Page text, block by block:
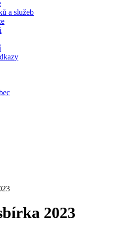
a služeb
2023